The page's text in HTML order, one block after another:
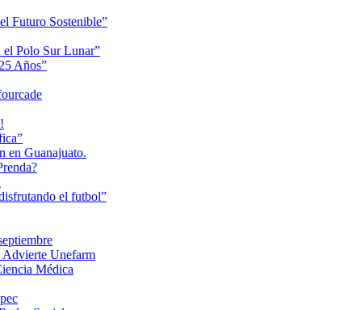
Futuro Sostenible”
el Polo Sur Lunar”
Años”
en Guanajuato.
el futbol”
Advierte Unefarm
Médica